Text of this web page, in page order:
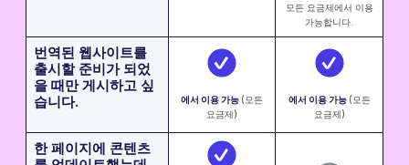
모든 요금제에서 이용
가능합니다.
번역된 웹사이트를
출시할 준비가 되었
을 때만 게시하고 싶
습니다.
에서 이용 가능 ‍ (모든
요금제)
에서 이용 가능 ‍ (모든
요금제)
한 페이지에 콘텐츠